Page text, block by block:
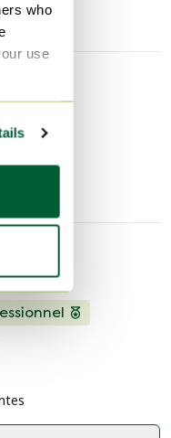
who
use